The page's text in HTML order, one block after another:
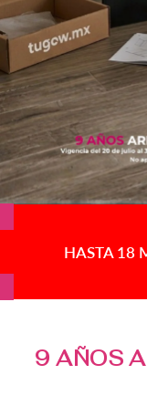
HASTA 18
9 AÑOS